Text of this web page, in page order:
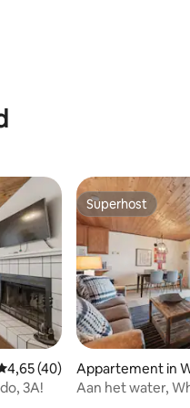
beoordeling van
4,65 (40)
3A!
Superhost
Superhost
Appartement in
Aan het water,